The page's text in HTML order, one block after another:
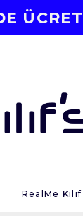
RealMe Kılıf